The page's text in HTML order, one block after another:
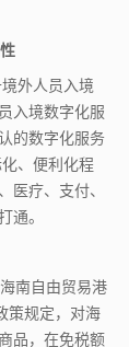
外人员入境
入境数字化服
的数字化服务
、便利化程
医疗、支付、
通。
南自由贸易港
策规定，对海
品，在免税额